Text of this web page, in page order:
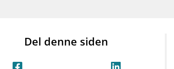
Del denne siden